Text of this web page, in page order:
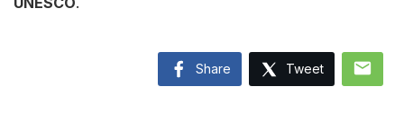
Share Tweet mail